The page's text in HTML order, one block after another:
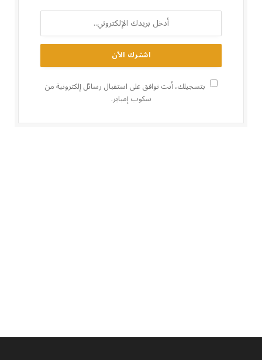
بتسجيلك، أنت توافق على استقبال رسائل إلكترونية من
سكوب إمباير.